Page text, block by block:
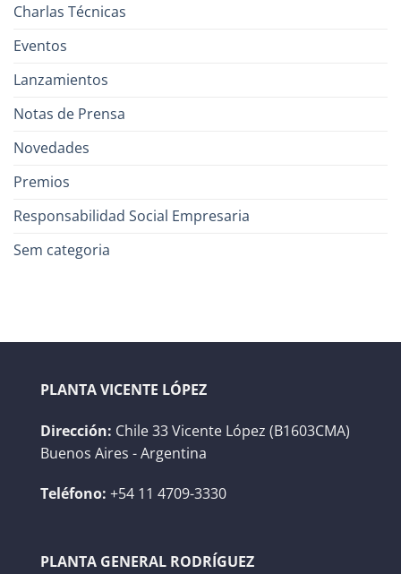
Charlas Técnicas
Eventos
Lanzamientos
Notas de Prensa
Novedades
Premios
Responsabilidad Social Empresaria
Sem categoria
PLANTA VICENTE LÓPEZ
Dirección: Chile 33 Vicente López (B1603CMA)
Buenos Aires - Argentina
Teléfono: +54 11 4709-3330
PLANTA GENERAL RODRÍGUEZ